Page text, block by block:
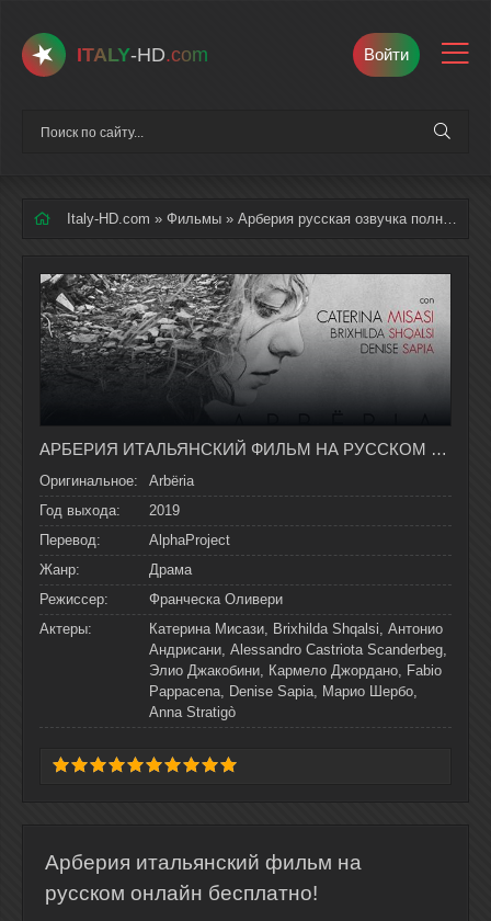
ITALY-HD.com Войти
Italy-HD.com » Фильмы » Арберия русская озвучка полностью смотреть онлайн
АРБЕРИЯ ИТАЛЬЯНСКИЙ ФИЛЬМ НА РУССКОМ ЯЗЫКЕ В ХОРОШЕМ КАЧЕСТВЕ
Оригинальное:
Arbëria
Год выхода:
2019
Перевод:
AlphaProject
Жанр:
Драма
Режиссер:
Франческа Оливери
Актеры:
Катерина Мисази, Brixhilda Shqalsi, Антонио
Андрисани, Alessandro Castriota Scanderbeg,
Элио Джакобини, Кармело Джордано, Fabio
Pappacena, Denise Sapia, Марио Шербо,
Anna Stratigò
Арберия итальянский фильм на
русском онлайн бесплатно!